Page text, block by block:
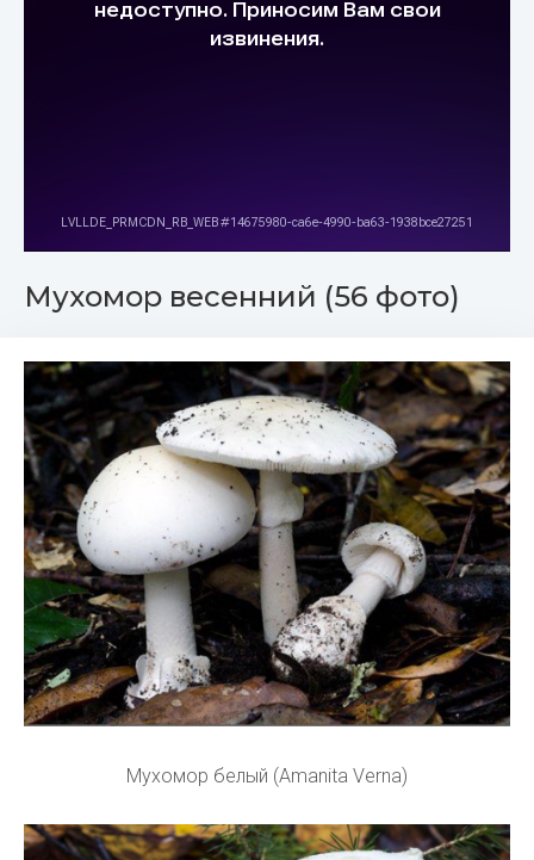
Мухомор весенний (56 фото)
Мухомор белый (Amanita Verna)